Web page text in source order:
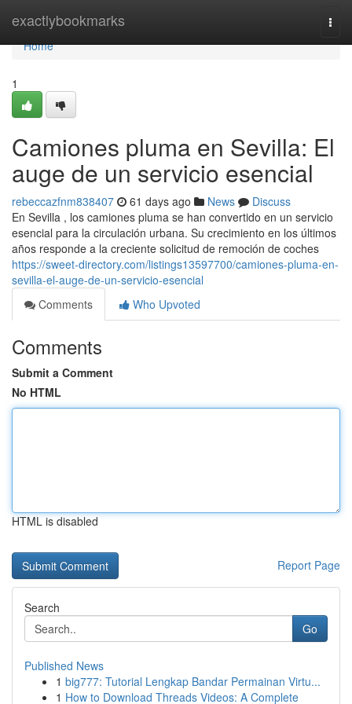
exactlybookmarks
Home
Home
1
Camiones pluma en Sevilla: El
auge de un servicio esencial
rebeccazfnm838407 61 days ago News
Discuss
En Sevilla , los camiones pluma se han convertido en un servicio
esencial para la circulación urbana. Su crecimiento en los últimos
años responde a la creciente solicitud de remoción de coches
https://sweet-directory.com/listings13597700/camiones-pluma-en-
sevilla-el-auge-de-un-servicio-esencial
Comments
Who Upvoted
Comments
Submit a Comment
No HTML
HTML is disabled
Report Page
Search
Go
Published News
1 big777: Tutorial Lengkap Bandar Permainan Virtu...
1 How to Download Threads Videos: A Complete